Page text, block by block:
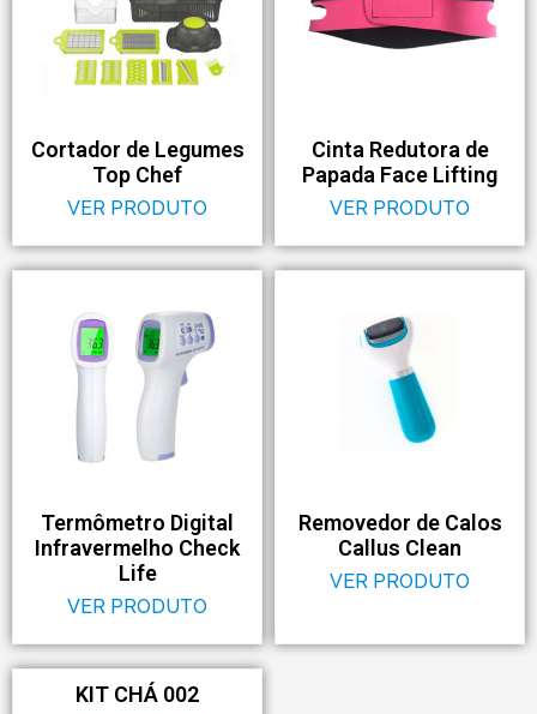
Cortador de Legumes
Top Chef
VER PRODUTO
Cinta Redutora de
Papada Face Lifting
VER PRODUTO
Termômetro Digital
Infravermelho Check
Life
VER PRODUTO
Removedor de Calos
Callus Clean
VER PRODUTO
KIT CHÁ 002